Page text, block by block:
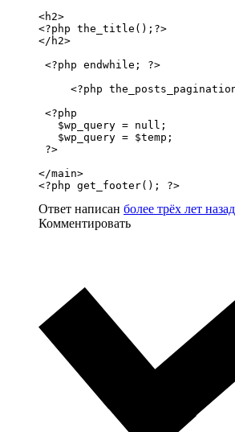
<h2>
<?php the_title();?>
</h2>
<?php endwhile; ?>
<?php
<?php
   $wp_query = null;
   $wp_query = $temp;
?>
</main>
<?php get_footer(); ?>
Ответ написан более трёх лет назад
Комментировать